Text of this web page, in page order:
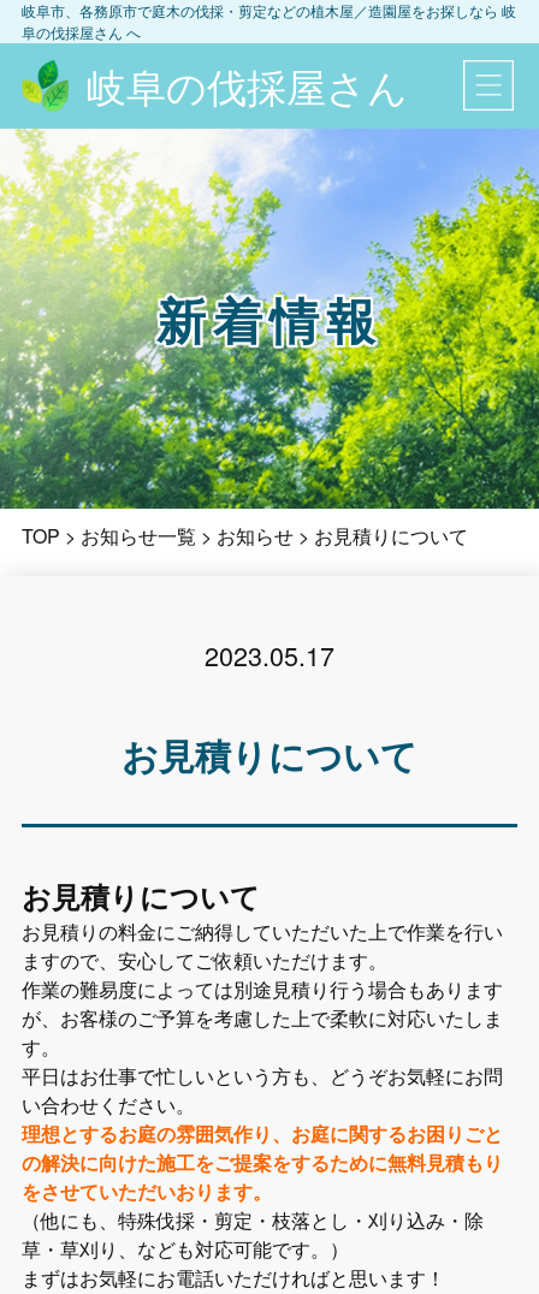
岐阜市、各務原市で庭木の伐採・剪定などの植木屋／造園屋をお探しなら 岐
阜の伐採屋さん へ
岐阜の伐採屋さん
新着情報
TOP > お知らせ一覧 > お知らせ> お見積りについて
2023.05.17
お見積りについて
お見積りについて
お見積りの料金にご納得していただいた上で作業を行い
ますので、安心してご依頼いただけます。
作業の難易度によっては別途見積り行う場合もあります
が、お客様のご予算を考慮した上で柔軟に対応いたしま
す。
平日はお仕事で忙しいという方も、どうぞお気軽にお問
い合わせください。
理想とするお庭の雰囲気作り、お庭に関するお困りごと
の解決に向けた施工をご提案をするために無料見積もり
をさせていただいおります。
（他にも、特殊伐採・剪定・枝落とし・刈り込み・除
草・草刈り、なども対応可能です。）
まずはお気軽にお電話いただければと思います！